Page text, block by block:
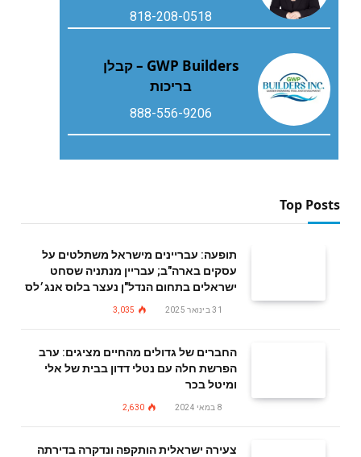
818-208-0518
GWP Builders – קבלן
בריכות
888-556-9206
Top Posts
תופעה: עבריינים מישראל משתלטים על
עסקים בארה"ב; עבריין מנתניה שסחט
ישראלים בתחום הנדל"ן נעצר בלוס אנג׳לס
31 בינואר 2025 3,035
החברים של גדולים מהחיים מציגים: ערב
הפרשת חלה עם נטלי דדון בבית של אלי
ומיטל בכר
8 במאי 2024 2,630
צעירה ישראלית הותקפה ונדקרה בדירתה